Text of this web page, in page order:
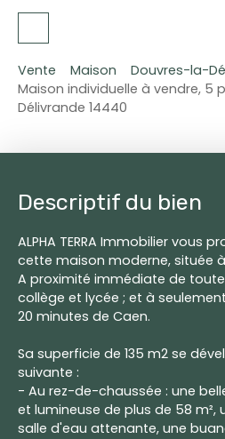
Vente Maison
Douvres-la-
Maison individuelle à vendre, 5
Délivrande 14440
Descriptif du bien
ALPHA TERRA Immobilier vous
cette maison moderne, située
A proximité immédiate de
collège et lycée ; et à
20 minutes de Caen.
Sa superficie de 135 m2 se
suivante :
- Au rez-de-chaussée : une
et lumineuse de plus de 58
salle d'eau attenante, une